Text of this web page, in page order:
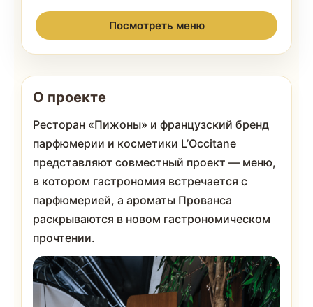
Посмотреть меню
О проекте
Ресторан «Пижоны» и французский бренд
парфюмерии и косметики L’Occitane
представляют совместный проект — меню,
в котором гастрономия встречается с
парфюмерией, а ароматы Прованса
раскрываются в новом гастрономическом
прочтении.